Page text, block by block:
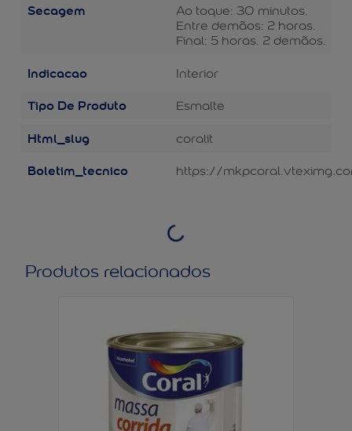
Secagem
Ao toque: 30 minutos.
Entre demãos: 2 horas.
Final: 5 horas. 2 demãos.
Indicacao Interior
Tipo De Produto Esmalte
Html_slug coralit
Boletim_tecnico https://
Produtos relacionados